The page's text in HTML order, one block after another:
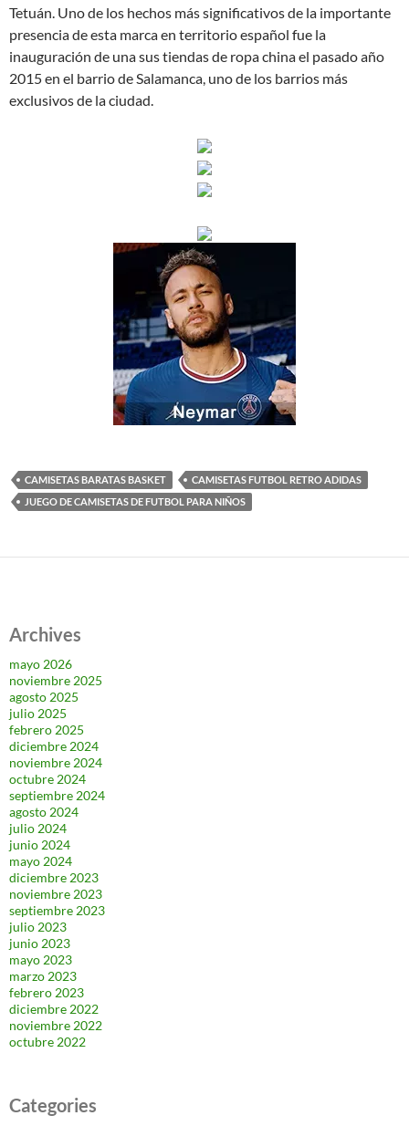
Tetuán. Uno de los hechos más significativos de la importante
presencia de esta marca en territorio español fue la
inauguración de una sus tiendas de ropa china el pasado año
2015 en el barrio de Salamanca, uno de los barrios más
exclusivos de la ciudad.
CAMISETAS BARATAS BASKET
CAMISETAS FUTBOL RETRO ADIDAS
JUEGO DE CAMISETAS DE FUTBOL PARA NIÑOS
Archives
mayo 2026
noviembre 2025
agosto 2025
julio 2025
febrero 2025
diciembre 2024
noviembre 2024
octubre 2024
septiembre 2024
agosto 2024
julio 2024
junio 2024
mayo 2024
diciembre 2023
noviembre 2023
septiembre 2023
julio 2023
junio 2023
mayo 2023
marzo 2023
febrero 2023
diciembre 2022
noviembre 2022
octubre 2022
Categories